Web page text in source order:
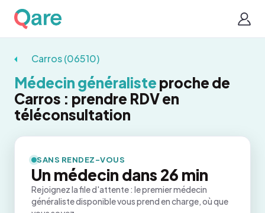
Carros (06510)
Médecin généraliste proche de
Carros : prendre RDV en
téléconsultation
SANS RENDEZ-VOUS
Un médecin dans 26 min
Rejoignez la file d'attente : le premier médecin
généraliste disponible vous prend en charge, où que